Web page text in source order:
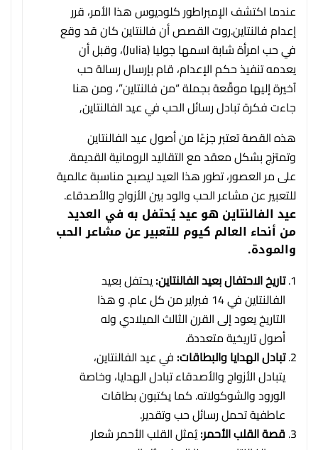
عندما اكتشف الإمبراطور كلوديوس هذا الأمر، قرر
إعدام فالنتاين.روت القصص أن فالنتاين كان قد وقع
في حب امرأة شابة اسمها جوليا (Julia)، وقبل أن
يعدمه تنفيذ حكم الإعدام، قام بإرسال رسالة حب
آخيرة إليها موقّعة بجملة “من فالنتاين”، ومن هنا
جاءت فكرة تبادل رسائل الحب في عيد الفالنتاين,
هذه القصة تعتبر جزءًا من أصول عيد الفالنتاين
وتمتزج بشكل معقد مع التقاليد الرومانية القديمة.
على مر العصور، تطور هذا العيد ليصبح مناسبة عالمية
للتعبير عن مشاعر الحب والود بين الأزواج والأصدقاء.
عيد الفالنتاين هو عيد يُحتفل به في العديد
من أنحاء العالم كيوم للتعبير عن مشاعر الحب
والمودة.
تاريخ الاحتفال بعيد الفالنتاين:يحتفل بعيد
الفالنتاين في 14 فبراير من كل عام. و هذا
التاريخ يعود إلى القرن الثالث الميلادي وله
أصول تاريخية متعددة.
تبادل الهدايا والبطاقات: في عيد الفالنتاين،
يتبادل الأزواج والأصدقاء تبادل الهدايا، وخاصة
الورود والشوكولاته. كما يكتبون بطاقات
عاطفية تحمل رسائل حب وتقدير.
قصة القلب الأحمر:يُمثل القلب الأحمر شعار